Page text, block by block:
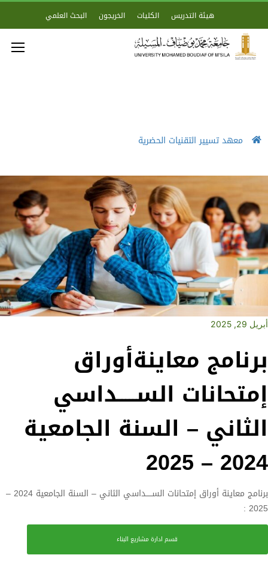
هيئة التدريس الكليات الخريجون البحث العلمي
معهد تسيير التقنيات الحضرية
أبريل 29, 2025
برنامج معاينةأوراق
إمتحانات الســـــداسي
الثاني – السنة الجامعية
2024 – 2025
برنامج معاينة أوراق إمتحانات الســـــداسي الثاني – السنة الجامعية 2024 –
2025 :
قسم ادارة مشاريع البناء